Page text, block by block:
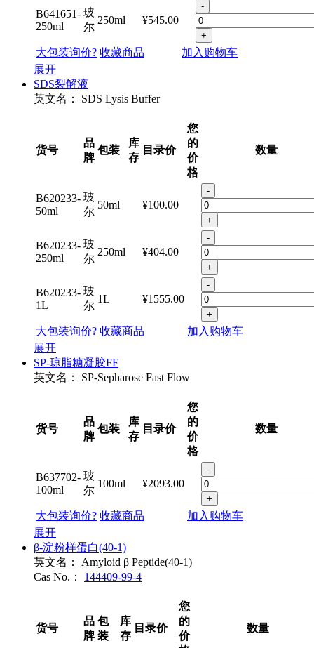
B641651-
250ml
玻
尔
250ml ¥545.00
-
+
大包装询价? 收藏商品
加入购物车
展开
SDS裂解液
英文名：
SDS Lysis Buffer
货号
品
牌
包装
库
存
目录价
您
的
价
格
数量
B620233-
50ml
玻
尔
50ml ¥100.00
-
+
B620233-
250ml
玻
尔
250ml ¥404.00
-
+
B620233-
1L
玻
尔
1L ¥1555.00
-
+
大包装询价? 收藏商品
加入购物车
展开
SP-琼脂糖凝胶FF
英文名：
SP-Sepharose Fast Flow
货号
品
牌
包装
库
存
目录价
您
的
价
格
数量
B637702-
100ml
玻
尔
100ml ¥2093.00
-
+
大包装询价? 收藏商品
加入购物车
展开
β-淀粉样蛋白(40-1)
英文名：
Amyloid β Peptide(40-1)
Cas No.：
144409-99-4
货号
品
牌
包
装
库
存
目录价
您
的
价
数量